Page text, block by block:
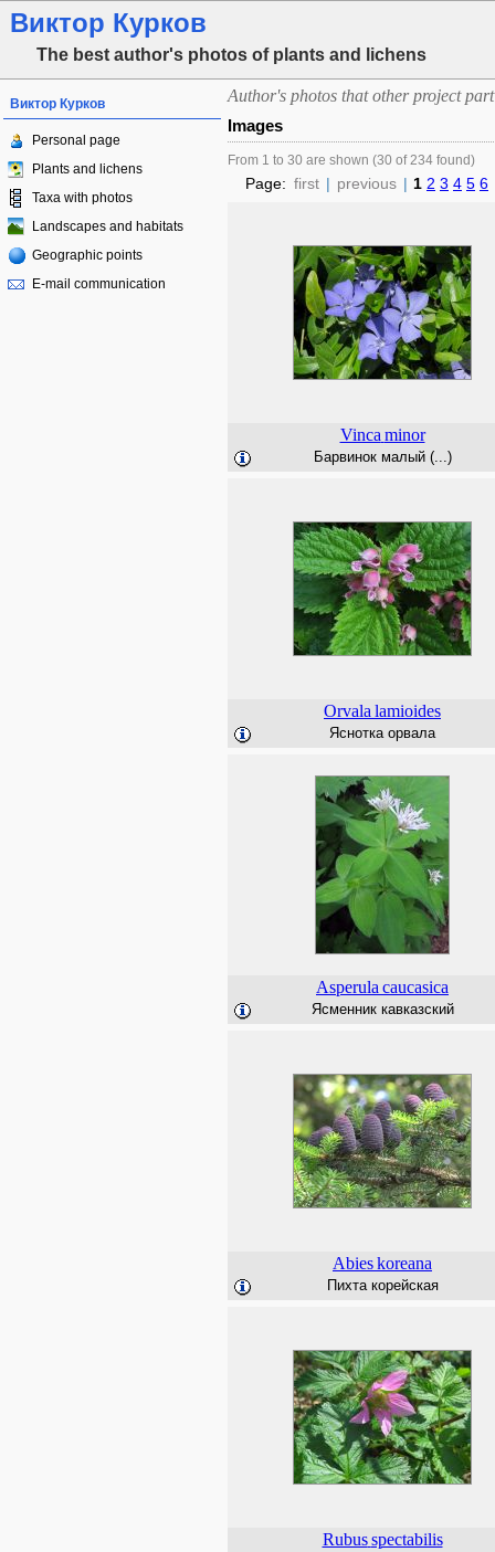
Виктор Курков
The best author's photos of plants and lichens
Виктор Курков
Personal page
Plants and lichens
Taxa with photos
Landscapes and habitats
Geographic points
E-mail communication
Author's photos that other project
Images
From 1 to 30 are shown (30 of 234 found)
Page: first | previous | 1 2 3 4 5 6
Vinca minor
Барвинок малый (...)
Orvala lamioides
Яснотка орвала
Asperula caucasica
Ясменник кавказский
Abieskoreana
Пихта корейская
Rubus spectabilis